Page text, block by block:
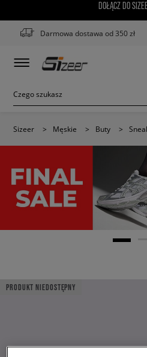
DOŁĄCZ DO
Darmowa dostawa od 350 zł
Sizeer > Męskie > Buty >
PRODUKT NIEDOSTĘPNY